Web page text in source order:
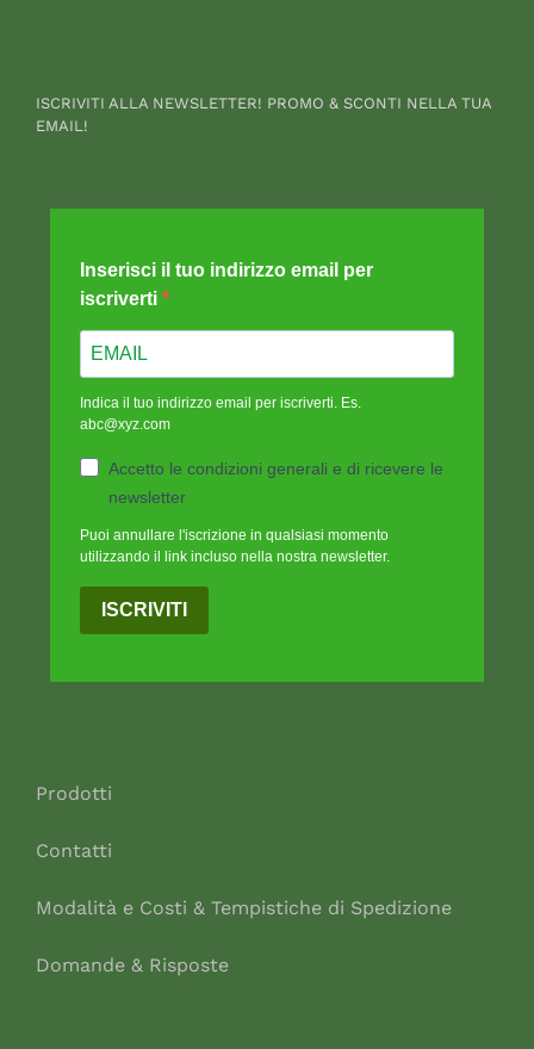
ISCRIVITI ALLA NEWSLETTER! PROMO & SCONTI NELLA TUA
EMAIL!
Inserisci il tuo indirizzo email per
iscriverti
Indica il tuo indirizzo email per iscriverti. Es.
abc@xyz.com
Accetto le condizioni generali e di ricevere le
newsletter
Puoi annullare l'iscrizione in qualsiasi momento
utilizzando il link incluso nella nostra newsletter.
ISCRIVITI
Prodotti
Contatti
Modalità e Costi & Tempistiche di Spedizione
Domande & Risposte